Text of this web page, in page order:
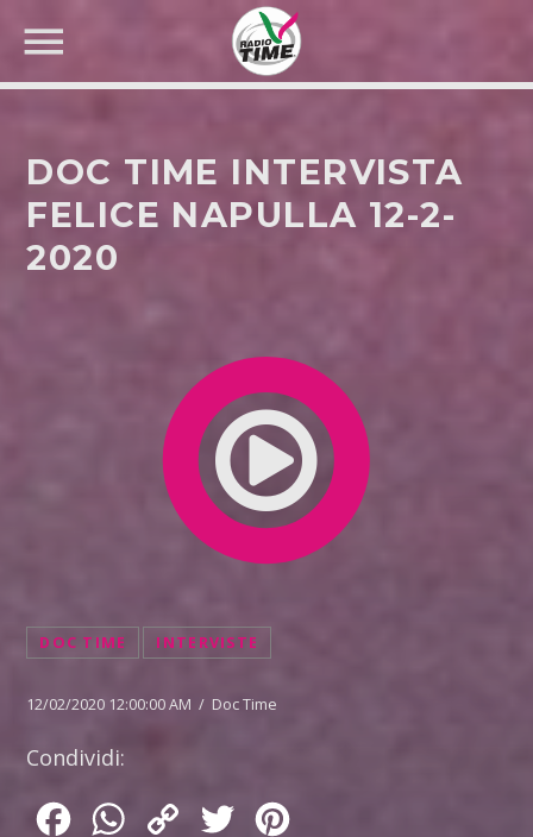
CERCA NEL SITO WEB:
DOC TIME INTERVISTA
FELICE NAPULLA 12-2-
2020
DOC TIME INTERVISTE
12/02/2020 12:00:00 AM / Doc Time
Condividi:
FacebookWhatsApp
Copy
Twitter